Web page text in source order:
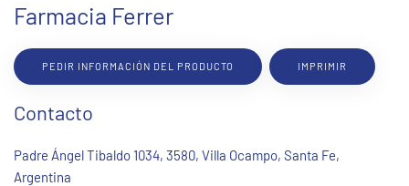
Farmacia Ferrer
PEDIR INFORMACIÓN DEL PRODUCTO IMPRIMIR
Contacto
Padre Ángel Tibaldo 1034, 3580, Villa Ocampo, Santa Fe,
Argentina